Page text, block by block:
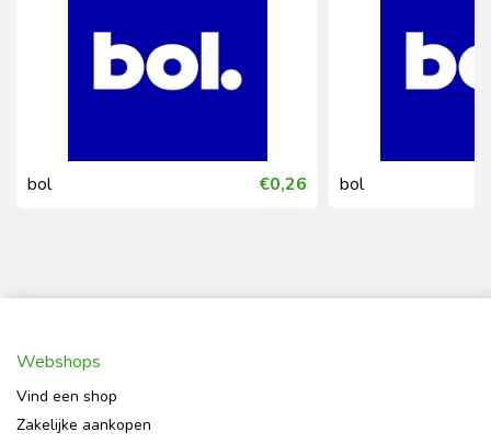
bol €0,26 bol
Webshops
Vind een shop
Zakelijke aankopen